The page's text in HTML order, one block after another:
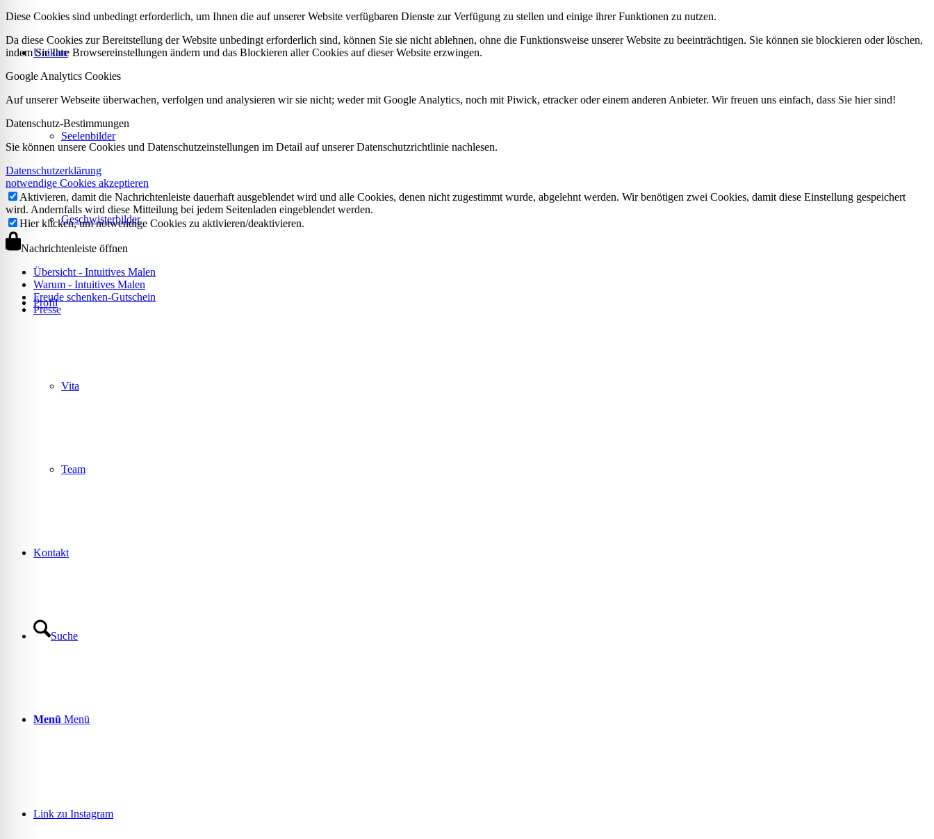
Unikate
Seelenbilder
Geschwisterbilder
Profil
Vita
Team
Kontakt
Suche
Menü Menü
Link zu Instagram
Diese Cookies sind unbedingt erforderlich, um Ihnen die auf unserer Website verfügbaren Dienste zur Verfügung zu stellen und einige ihrer Funktionen zu nutzen.
Da diese Cookies zur Bereitstellung der Website unbedingt erforderlich sind, können Sie sie nicht ablehnen, ohne die Funktionsweise unserer Website zu beeinträchtigen. Sie können sie blockieren oder löschen,
indem Sie Ihre Browsereinstellungen ändern und das Blockieren aller Cookies auf dieser Website erzwingen.
Google Analytics Cookies
Auf unserer Webseite überwachen, verfolgen und analysieren wir sie nicht; weder mit Google Analytics, noch mit Piwick, etracker oder einem anderen Anbieter. Wir freuen uns einfach, dass Sie hier sind!
Datenschutz-Bestimmungen
Sie können unsere Cookies und Datenschutzeinstellungen im Detail auf unserer Datenschutzrichtlinie nachlesen.
Datenschutzerklärung
notwendige Cookies akzeptieren
Aktivieren, damit die Nachrichtenleiste dauerhaft ausgeblendet wird und alle Cookies, denen nicht zugestimmt wurde, abgelehnt werden. Wir benötigen zwei Cookies, damit diese Einstellung gespeichert
wird. Andernfalls wird diese Mitteilung bei jedem Seitenladen eingeblendet werden.
Hier klicken, um notwendige Cookies zu aktivieren/deaktivieren.
Nachrichtenleiste öffnen
Übersicht - Intuitives Malen
Warum - Intuitives Malen
Freude schenken-Gutschein
Presse